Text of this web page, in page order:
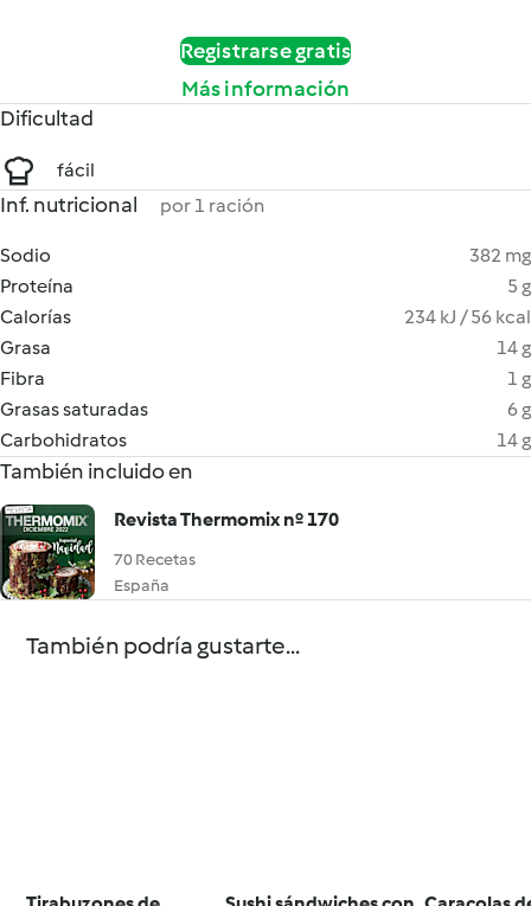
Registrarse gratis
Más información
Dificultad
fácil
Inf. nutricional por 1 ración
Sodio
382 mg
Proteína
5 g
Calorías
234 kJ / 56 kcal
Grasa
14 g
Fibra
1 g
Grasas saturadas
6 g
Carbohidratos
14 g
También incluido en
Revista Thermomix nº 170
70 Recetas
España
También podría gustarte...